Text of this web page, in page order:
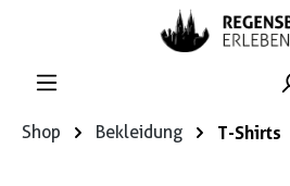
Zum Hauptinhalt springen
Shop Bekleidung T-Shirts